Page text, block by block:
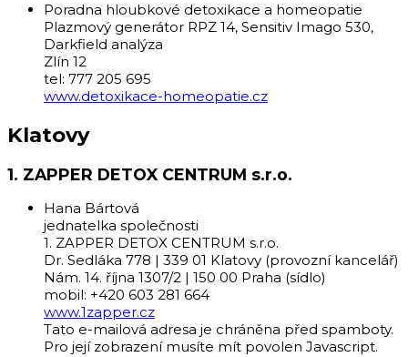
Poradna hloubkové detoxikace a homeopatie
Plazmový generátor RPZ 14, Sensitiv Imago 530,
Darkfield analýza
Zlín 12
tel: 777 205 695
www.detoxikace-homeopatie.cz
Klatovy
1. ZAPPER DETOX CENTRUM s.r.o.
Hana Bártová
jednatelka společnosti
1. ZAPPER DETOX CENTRUM s.r.o.
Dr. Sedláka 778 | 339 01 Klatovy (provozní kancelář)
Nám. 14. října 1307/2 | 150 00 Praha (sídlo)
mobil: +420 603 281 664
www.1zapper.cz
Tato e-mailová adresa je chráněna před spamboty.
Pro její zobrazení musíte mít povolen Javascript.